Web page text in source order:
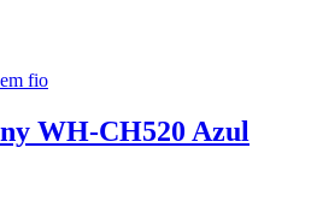
fio
WH-CH520 Azul